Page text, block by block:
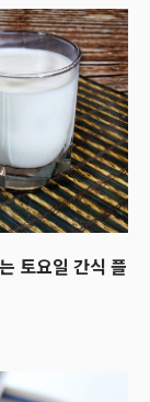
토요일 간식 플